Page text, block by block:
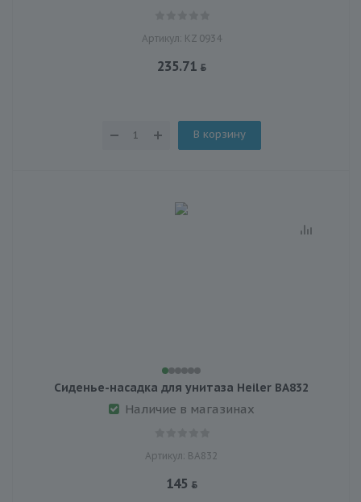
Артикул: KZ 0934
235.71
В корзину
Сиденье-насадка для унитаза Heiler ВА832
Наличие в магазинах
Артикул: ВА832
145